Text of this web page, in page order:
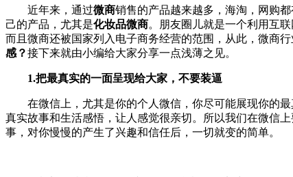
近年来，通过微商销售的产品越来越多，海淘，网购
己的产品，尤其是化妆品微商。朋友圈儿就是一个利用互
而且微商还被国家列入电子商务经营的范围，从此，微商
感？接下来就由小编给大家分享一点浅薄之见。
1.把最真实的一面呈现给大家，不要装逼
在微信上，尤其是你的个人微信，你尽可能展现你的最
真实故事和生活感悟，让人感觉很亲切。所以我们在微信
事，对你慢慢的产生了兴趣和信任后，一切就变的简单。